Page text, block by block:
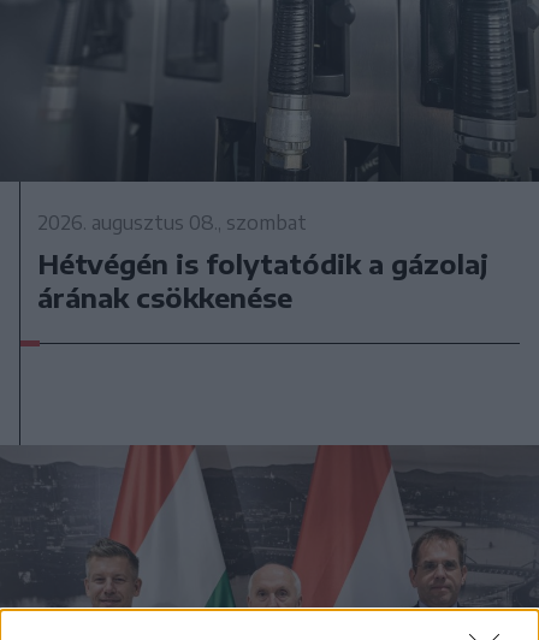
2026. augusztus 08., szombat
Hétvégén is folytatódik a gázolaj
árának csökkenése